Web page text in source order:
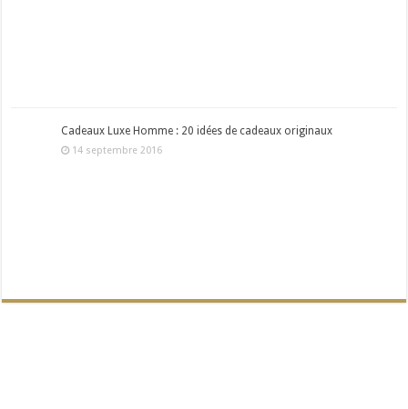
Cadeaux Luxe Homme : 20 idées de cadeaux originaux
14 septembre 2016